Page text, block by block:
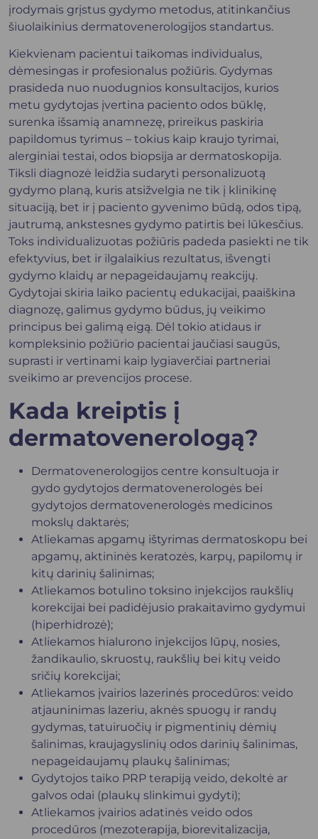
įrodymais grįstus gydymo metodus, atitinkančius
šiuolaikinius dermatovenerologijos standartus.
Kiekvienam pacientui taikomas individualus,
dėmesingas ir profesionalus požiūris. Gydymas
prasideda nuo nuodugnios konsultacijos, kurios
metu gydytojas įvertina paciento odos būklę,
surenka išsamią anamnezę, prireikus paskiria
papildomus tyrimus – tokius kaip kraujo tyrimai,
alerginiai testai, odos biopsija ar dermatoskopija.
Tiksli diagnozė leidžia sudaryti personalizuotą
gydymo planą, kuris atsižvelgia ne tik į klinikinę
situaciją, bet ir į paciento gyvenimo būdą, odos tipą,
jautrumą, ankstesnes gydymo patirtis bei lūkesčius.
Toks individualizuotas požiūris padeda pasiekti ne tik
efektyvius, bet ir ilgalaikius rezultatus, išvengti
gydymo klaidų ar nepageidaujamų reakcijų.
Gydytojai skiria laiko pacientų edukacijai, paaiškina
diagnozę, galimus gydymo būdus, jų veikimo
principus bei galimą eigą. Dėl tokio atidaus ir
kompleksinio požiūrio pacientai jaučiasi saugūs,
suprasti ir vertinami kaip lygiaverčiai partneriai
sveikimo ar prevencijos procese.
Kada kreiptis į
dermatovenerologą?
Dermatovenerologijos centre konsultuoja ir
gydo gydytojos dermatovenerologės bei
gydytojos dermatovenerologės medicinos
mokslų daktarės;
Atliekamas apgamų ištyrimas dermatoskopu bei
apgamų, aktininės keratozės, karpų, papilomų ir
kitų darinių šalinimas;
Atliekamos botulino toksino injekcijos raukšlių
korekcijai bei padidėjusio prakaitavimo gydymui
(hiperhidrozė);
Atliekamos hialurono injekcijos lūpų, nosies,
žandikaulio, skruostų, raukšlių bei kitų veido
sričių korekcijai;
Atliekamos įvairios lazerinės procedūros: veido
atjauninimas lazeriu, aknės spuogų ir randų
gydymas, tatuiruočių ir pigmentinių dėmių
šalinimas, kraujagyslinių odos darinių šalinimas,
nepageidaujamų plaukų šalinimas;
Gydytojos taiko PRP terapiją veido, dekoltė ar
galvos odai (plaukų slinkimui gydyti);
Atliekamos įvairios adatinės veido odos
procedūros (mezoterapija, biorevitalizacija,